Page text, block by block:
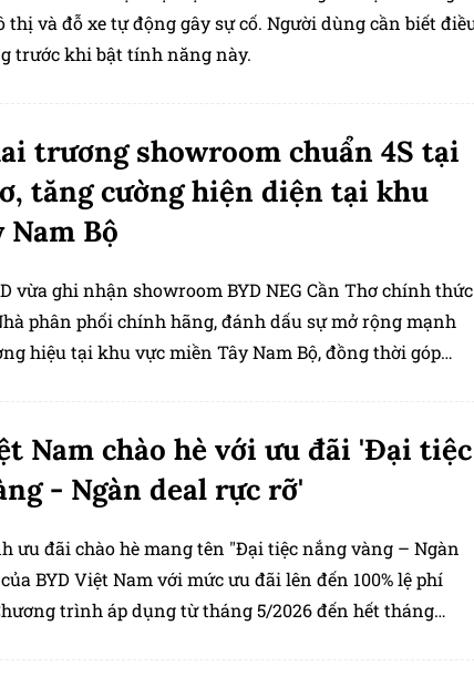
thị và đỗ xe tự động gây sự cố. Người dùng cần biết
trước khi bật tính năng này.
trương showroom chuẩn 4S tại
tăng cường hiện diện tại khu
Nam Bộ
vừa ghi nhận showroom BYD NEG Cần Thơ chính thức
phân phối chính hãng, đánh dấu sự mở rộng mạnh
hiệu tại khu vực miền Tây Nam Bộ, đồng thời góp
Nam chào hè với ưu đãi 'Đại tiệc
- Ngàn deal rực rỡ'
ưu đãi chào hè mang tên "Đại tiệc nắng vàng – Ngàn
BYD Việt Nam với mức ưu đãi lên đến 100% lệ phí
trình áp dụng từ tháng 5/2026 đến hết tháng